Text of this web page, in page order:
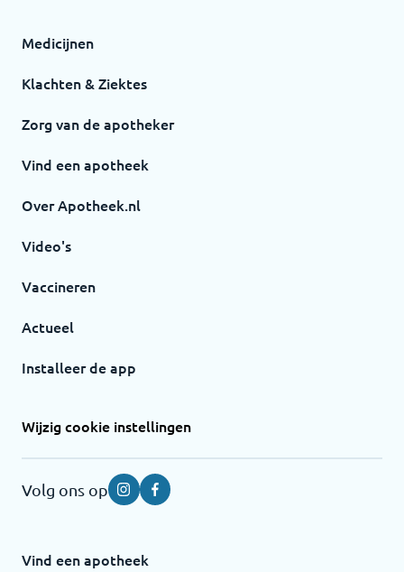
Medicijnen
Klachten & Ziektes
Zorg van de apotheker
Vind een apotheek
Over Apotheek.nl
Video's
Vaccineren
Actueel
Installeer de app
Wijzig cookie instellingen
Volg ons op InstagramFacebook
Vind een apotheek